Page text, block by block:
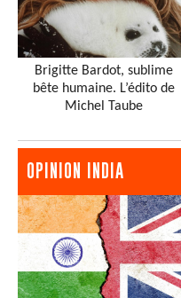
Brigitte Bardot, sublime
bête humaine. L’édito de
Michel Taube
OPINION INDIA